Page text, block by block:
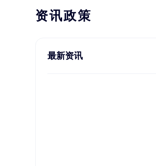
资讯政策
最新资讯